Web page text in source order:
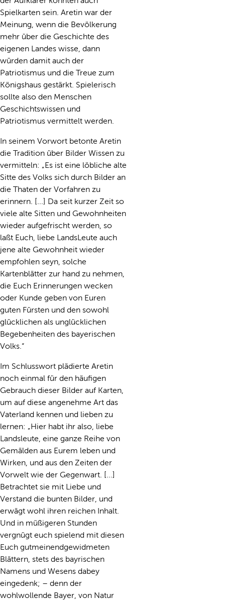
Spielkarten sein. Aretin war der
Meinung, wenn die Bevölkerung
mehr über die Geschichte des
eigenen Landes wisse, dann
würden damit auch der
Patriotismus und die Treue zum
Königshaus gestärkt. Spielerisch
sollte also den Menschen
Geschichtswissen und
Patriotismus vermittelt werden.
In seinem Vorwort betonte Aretin
die Tradition über Bilder Wissen zu
vermitteln: „Es ist eine löbliche alte
Sitte des Volks sich durch Bilder an
die Thaten der Vorfahren zu
erinnern. [...] Da seit kurzer Zeit so
viele alte Sitten und Gewohnheiten
wieder aufgefrischt werden, so
laßt Euch, liebe LandsLeute auch
jene alte Gewohnheit wieder
empfohlen seyn, solche
Kartenblätter zur hand zu nehmen,
die Euch Erinnerungen wecken
oder Kunde geben von Euren
guten Fürsten und den sowohl
glücklichen als unglücklichen
Begebenheiten des bayerischen
Volks.“
Im Schlusswort plädierte Aretin
noch einmal für den häufigen
Gebrauch dieser Bilder auf Karten,
um auf diese angenehme Art das
Vaterland kennen und lieben zu
lernen: „Hier habt ihr also, liebe
Landsleute, eine ganze Reihe von
Gemälden aus Eurem leben und
Wirken, und aus den Zeiten der
Vorwelt wie der Gegenwart. [...]
Betrachtet sie mit Liebe und
Verstand die bunten Bilder, und
erwägt wohl ihren reichen Inhalt.
Und in müßigeren Stunden
vergnügt euch spielend mit diesen
Euch gutmeinendgewidmeten
Blättern, stets des bayrischen
Namens und Wesens dabey
eingedenk; – denn der
wohlwollende Bayer, von Natur